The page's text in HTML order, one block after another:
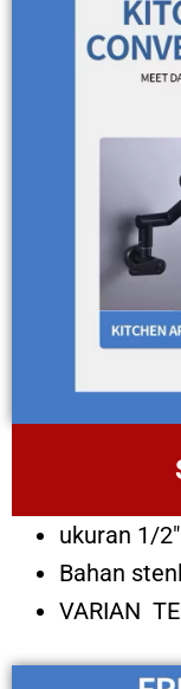
ukuran 1/2″
Bahan
VARIAN